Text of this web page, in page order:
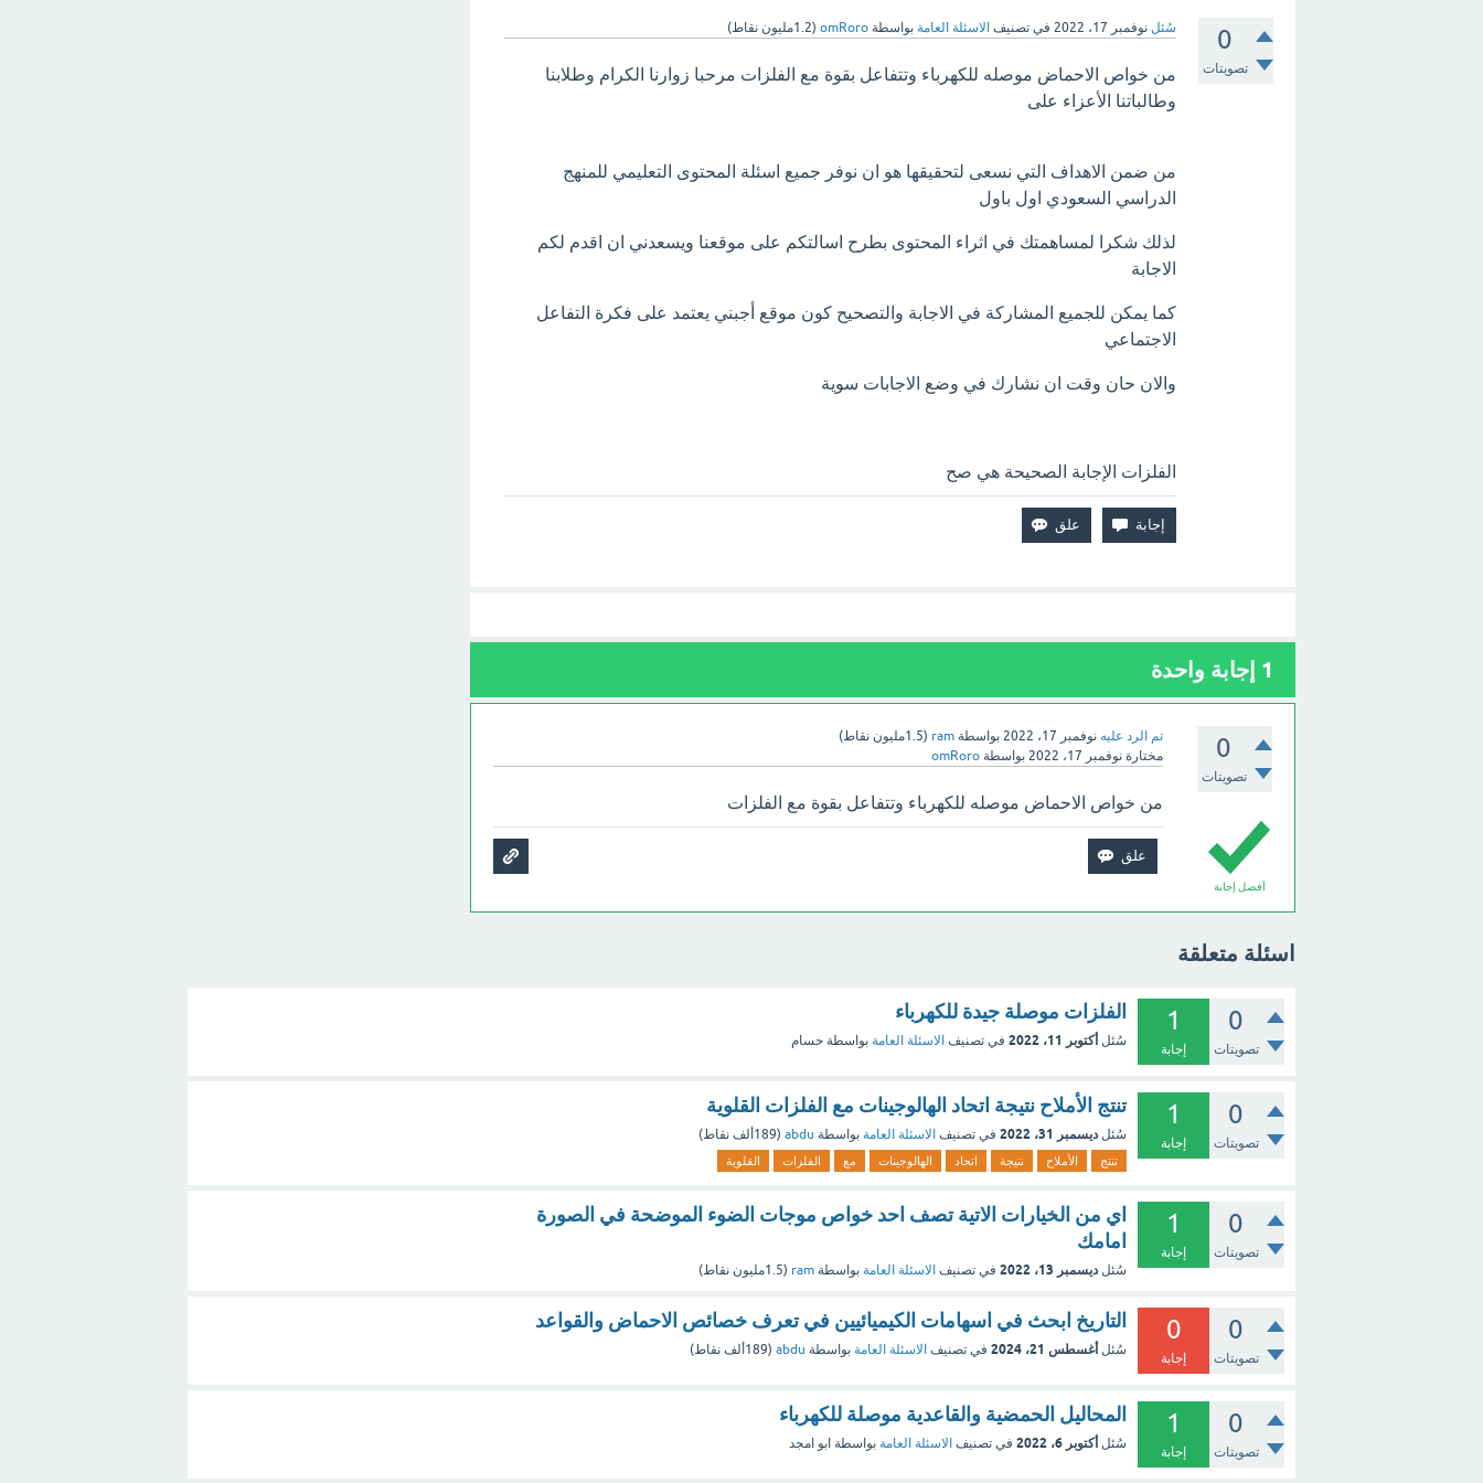
0
تصويتات
سُئل نوفمبر 17، 2022 في تصنيف الاسئلة العامة بواسطة omRoro
(1.2مليون نقاط)
من خواص الاحماض موصله للكهرباء وتتفاعل بقوة مع الفلزات مرحبا زوارنا الكرام وطلابنا
وطالباتنا الأعزاء على
من ضمن الاهداف التي نسعى لتحقيقها هو ان نوفر جميع اسئلة المحتوى التعليمي للمنهج
الدراسي السعودي اول باول
لذلك شكرا لمساهمتك في اثراء المحتوى بطرح اسالتكم على موقعنا ويسعدني ان اقدم لكم
الاجابة
كما يمكن للجميع المشاركة في الاجابة والتصحيح كون موقع أجبني يعتمد على فكرة التفاعل
الاجتماعي
والان حان وقت ان نشارك في وضع الاجابات سوية
الفلزات الإجابة الصحيحة هي صح
1 إجابة واحدة
0
تصويتات
تم الرد عليه نوفمبر 17، 2022 بواسطة ram
(1.5مليون
نقاط)
مختارة نوفمبر 17، 2022 بواسطة omRoro
أفضل إجابة
من خواص الاحماض موصله للكهرباء وتتفاعل بقوة مع الفلزات
اسئلة متعلقة
0
تصويتات
1
إجابة
الفلزات موصلة جيدة للكهرباء
سُئل أكتوبر 11، 2022 في تصنيف الاسئلة العامة بواسطة حسام
0
تصويتات
1
إجابة
تنتج الأملاح نتيجة اتحاد الهالوجينات مع الفلزات القلوية
سُئل ديسمبر 31، 2022 في تصنيف الاسئلة العامة بواسطة abdu
(189ألف نقاط)
تنتج الأملاح نتيجة اتحاد الهالوجينات مع الفلزات القلوية
0
تصويتات
1
إجابة
اي من الخيارات الاتية تصف احد خواص موجات الضوء الموضحة في الصورة
امامك
سُئل ديسمبر 13، 2022 في تصنيف الاسئلة العامة بواسطة ram
(1.5مليون نقاط)
0
تصويتات
0
إجابة
التاريخ ابحث في اسهامات الكيميائيين في تعرف خصائص الاحماض والقواعد
سُئل أغسطس 21، 2024 في تصنيف الاسئلة العامة بواسطة abdu
(189ألف نقاط)
0
تصويتات
1
إجابة
المحاليل الحمضية والقاعدية موصلة للكهرباء
سُئل أكتوبر 6، 2022 في تصنيف الاسئلة العامة بواسطة ابو امجد